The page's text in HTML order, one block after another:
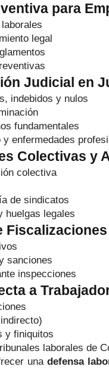
para
legal
Judicial en
indebidos y nulos
fundamentales
enfermedades
Colectivas y
colectiva
de sindicatos
huelgas legales
sanciones
inspecciones
a
y finiquitos
laborales de
una defensa